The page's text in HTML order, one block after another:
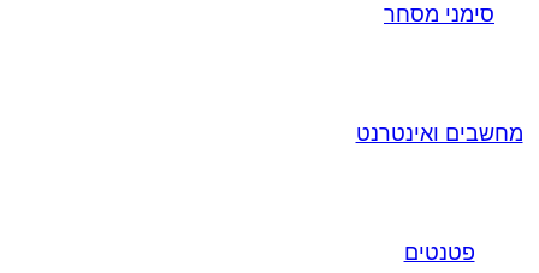
סימני מסחר
מחשבים ואינטרנט
פטנטים